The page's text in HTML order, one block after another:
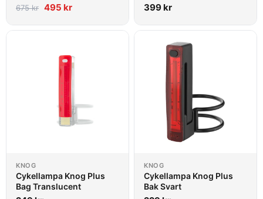
675kr 495 kr 399kr
KNOG
Cykellampa Knog Plus
Bag Translucent
KNOG
Cykellampa Knog Plus
Bak Svart